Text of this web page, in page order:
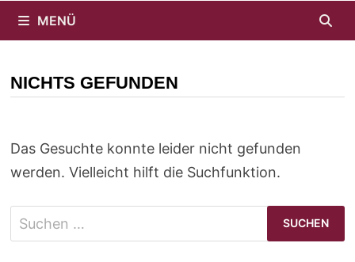
MENÜ
NICHTS GEFUNDEN
Das Gesuchte konnte leider nicht gefunden
werden. Vielleicht hilft die Suchfunktion.
Suchen
nach: